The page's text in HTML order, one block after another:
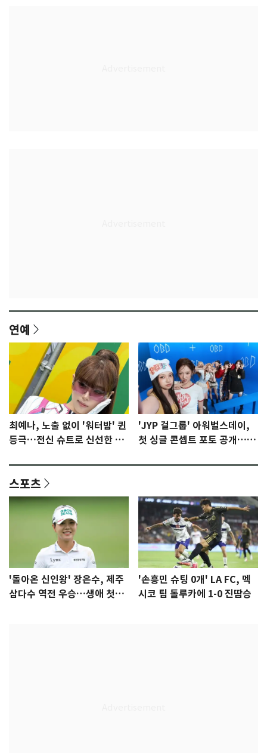
연예
최예나, 노출 없이 '워터밤' 퀸
등극…전신 슈트로 신선한 충
'JYP 걸그룹' 아워벌스데이,
첫 싱글 콘셉트 포토 공개…청
스포츠
'돌아온 신인왕' 장은수, 제주
삼다수 역전 우승…생애 첫승
'손흥민 슈팅 0개' LA FC, 멕
시코 팀 톨루카에 1-0 진땀승